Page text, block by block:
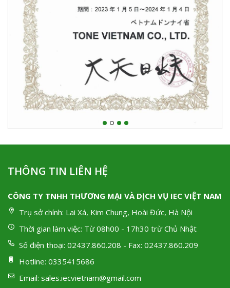
THÔNG TIN LIÊN HỆ
CÔNG TY TNHH THƯƠNG MẠI VÀ DỊCH VỤ IEC VIỆT NAM
Trụ sở chính: Lai Xá, Kim Chung, Hoài Đức, Hà Nội
Thời gian làm việc: Từ 08h00 - 17h30 trừ Chủ Nhật
Số điện thoại: 02437.860.208 - Fax: 02437.860.209
Hotline: 0335415686
Email: sales.iecvietnam@gmail.com